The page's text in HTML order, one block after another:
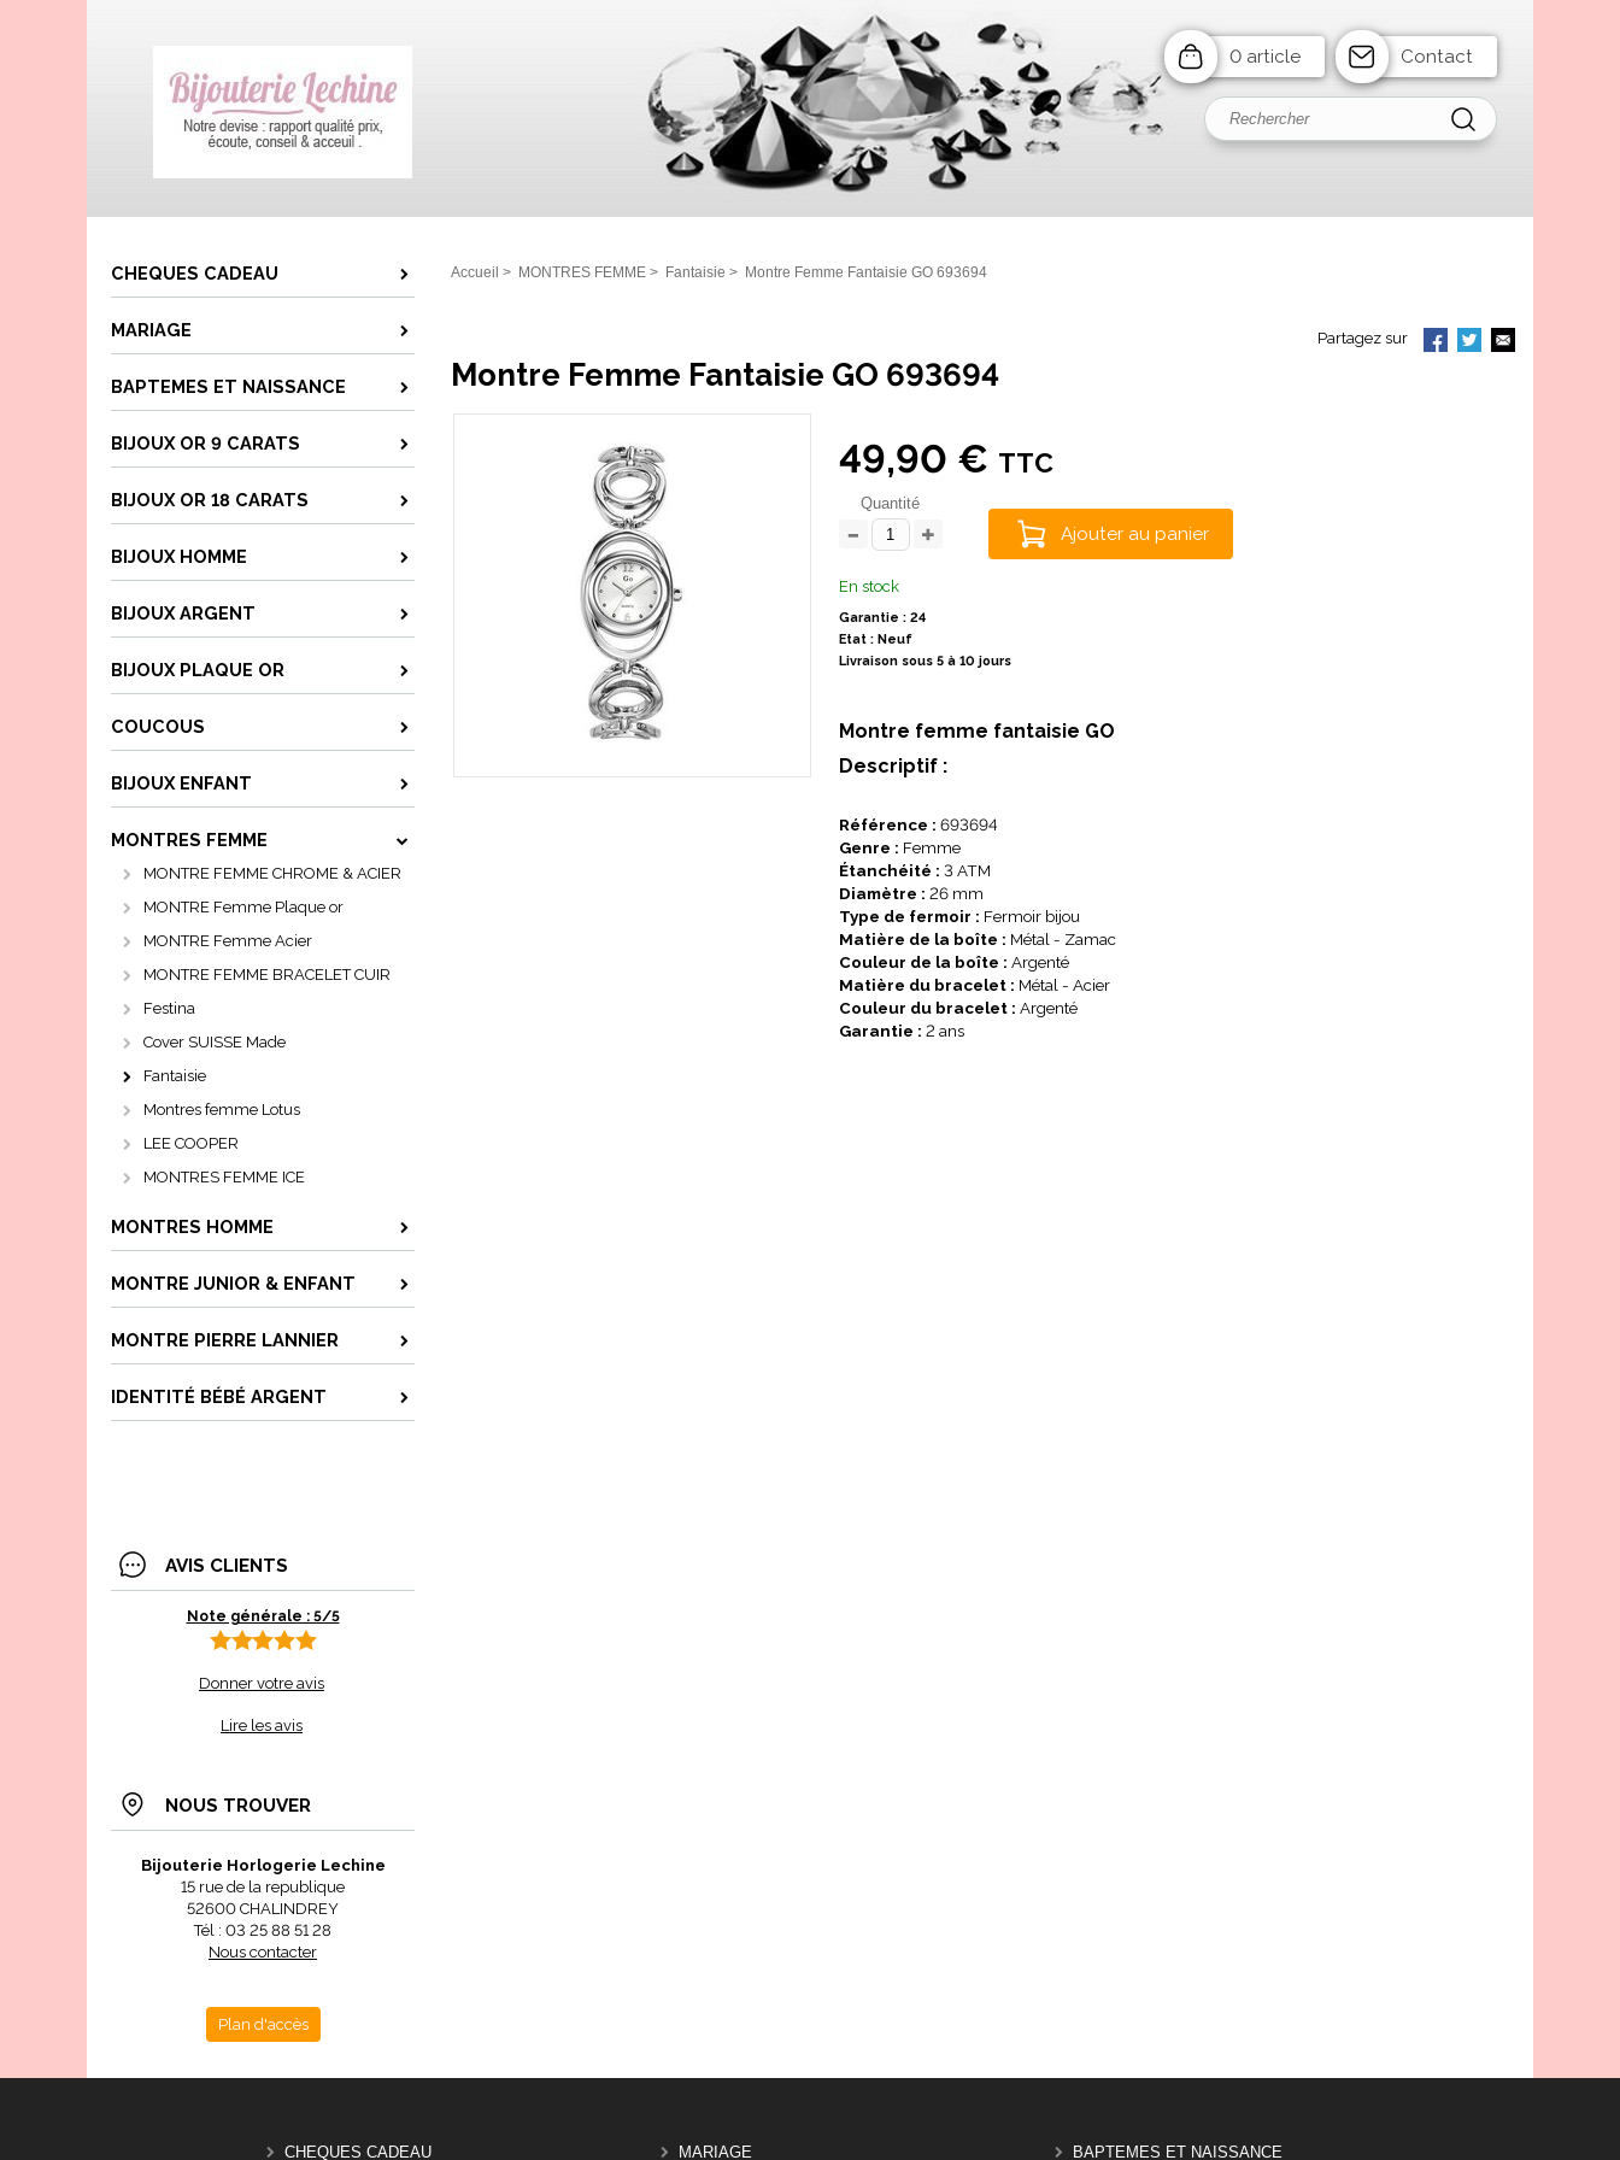
0 article Contact
CHEQUES CADEAU
MARIAGE
BAPTEMES ET NAISSANCE
BIJOUX OR 9 CARATS
BIJOUX OR 18 CARATS
BIJOUX HOMME
BIJOUX ARGENT
BIJOUX PLAQUE OR
COUCOUS
BIJOUX ENFANT
MONTRES FEMME
MONTRE FEMME CHROME & ACIER
MONTRE Femme Plaque or
MONTRE Femme Acier
MONTRE FEMME BRACELET CUIR
Festina
Cover SUISSE Made
Fantaisie
Montres femme Lotus
LEE COOPER
MONTRES FEMME ICE
MONTRES HOMME
MONTRE JUNIOR & ENFANT
MONTRE PIERRE LANNIER
IDENTITÉ BÉBÉ ARGENT
AVIS CLIENTS
Note générale : 5/5
Donner votre avis
Lire les avis
NOUS TROUVER
Bijouterie Horlogerie Lechine
15 rue de la republique
52600 CHALINDREY
Tél : 03 25 88 51 28
Nous contacter
Plan d'accès
Accueil > MONTRES FEMME > Fantaisie > Montre Femme Fantaisie GO 693694
Partagez sur
Montre Femme Fantaisie GO 693694
49,90 € TTC
Quantité
Ajouter au panier
En stock
Garantie : 24
Etat : Neuf
Livraison sous 5 à 10 jours
Montre femme fantaisie GO
Descriptif :
Référence : 693694
Genre : Femme
Étanchéité : 3 ATM
Diamètre : 26 mm
Type de fermoir : Fermoir bijou
Matière de la boîte : Métal - Zamac
Couleur de la boîte : Argenté
Matière du bracelet : Métal - Acier
Couleur du bracelet : Argenté
Garantie : 2 ans
CHEQUES CADEAU MARIAGE BAPTEMES ET NAISSANCE